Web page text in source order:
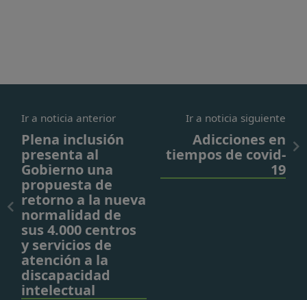
Ir a noticia anterior
Plena inclusión
presenta al
Gobierno una
propuesta de
retorno a la nueva
normalidad de
sus 4.000 centros
y servicios de
atención a la
discapacidad
intelectual
Ir a noticia siguiente
Adicciones en
tiempos de covid-
19